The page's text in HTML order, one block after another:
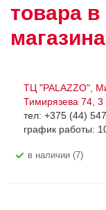
товара в
ТЦ "PALAZZO",
Тимирязева 74, 3
тел: +375 (44)
график работы:
В наличии (7)